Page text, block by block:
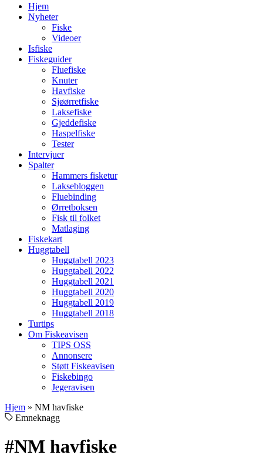
Hjem
Nyheter
Fiske
Videoer
Isfiske
Fiskeguider
Fluefiske
Knuter
Havfiske
Sjøørretfiske
Laksefiske
Gjeddefiske
Haspelfiske
Tester
Intervjuer
Spalter
Hammers fisketur
Laksebloggen
Fluebinding
Ørretboksen
Fisk til folket
Matlaging
Fiskekart
Huggtabell
Huggtabell 2023
Huggtabell 2022
Huggtabell 2021
Huggtabell 2020
Huggtabell 2019
Huggtabell 2018
Turtips
Om Fiskeavisen
TIPS OSS
Annonsere
Støtt Fiskeavisen
Fiskebingo
Jegeravisen
Hjem » NM havfiske
Emneknagg
#NM havfiske